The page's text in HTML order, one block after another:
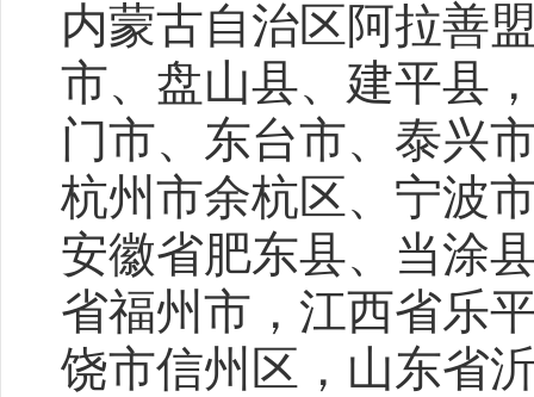
内蒙古自治区阿拉善
市、盘山县、建平县
门市、东台市、泰兴
杭州市余杭区、宁波
安徽省肥东县、当涂
省福州市，江西省乐
饶市信州区，山东省